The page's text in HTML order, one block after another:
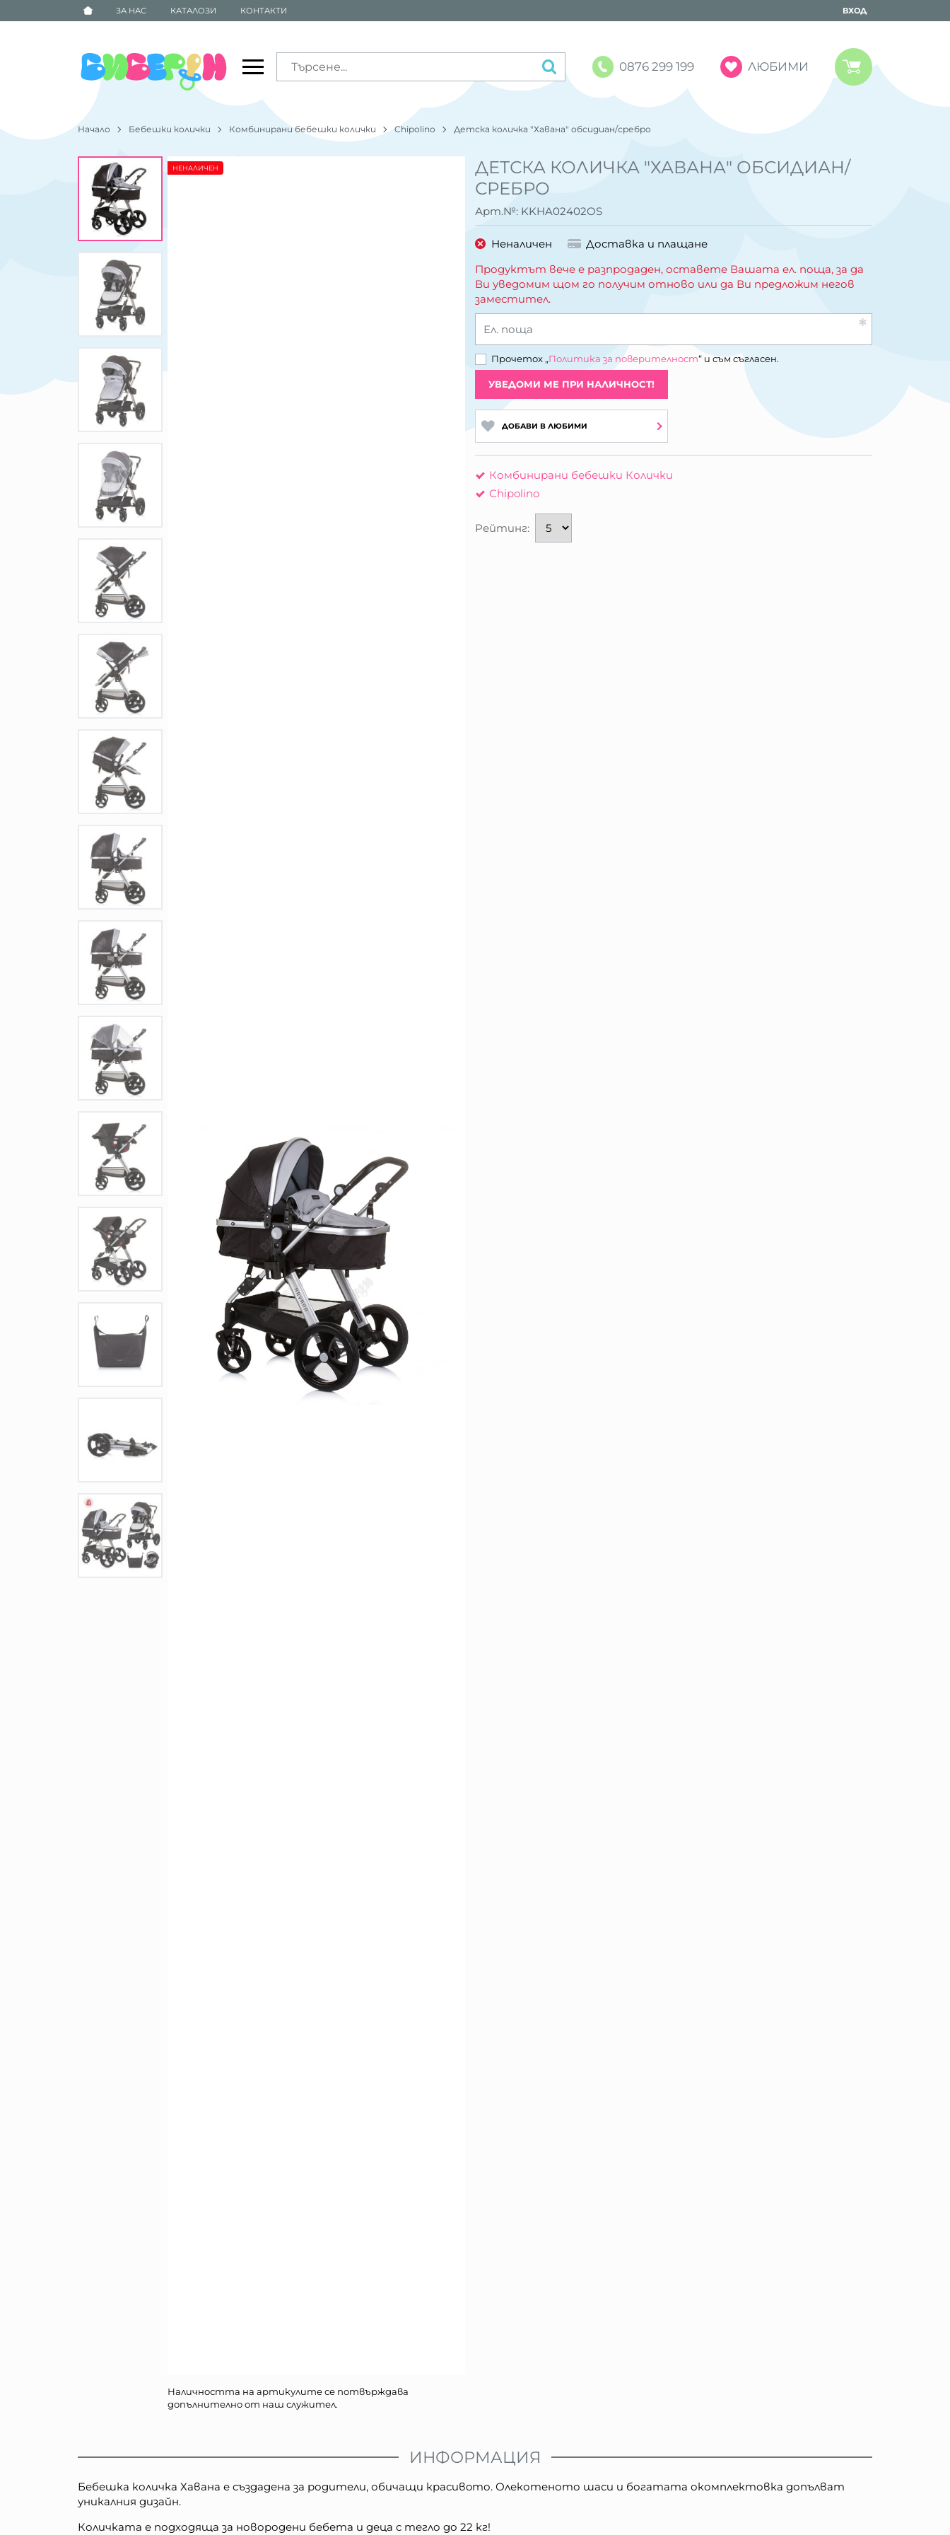
ЗА НАС КАТАЛОЗИ КОНТАКТИ ВХОД
0876 299 199 ЛЮБИМИ
Начало Бебешки колички Комбинирани бебешки колички Chipolino Детска количка "Хавана" обсидиан/сребро
ДЕТСКА КОЛИЧКА "ХАВАНА" ОБСИДИАН/
СРЕБРО
Арт.№: KKHA02402OS
Наличността на артикулите се потвърждава
допълнително от наш служител.
НЕНАЛИЧЕН
Неналичен
Доставка и плащане
Продуктът вече е разпродаден, оставете Вашата ел. поща, за да
Ви уведомим щом го получим отново или да Ви предложим негов
заместител.
Ел. поща
Прочетох „Политика за поверителност“ и съм съгласен.
УВЕДОМИ МЕ ПРИ НАЛИЧНОСТ!
ДОБАВИ В ЛЮБИМИ
Комбинирани бебешки Колички
Chipolino
Рейтинг:
ИНФОРМАЦИЯ
Бебешка количка Хавана е създадена за родители, обичащи красивoто. Олекотеното шаси и богатата окомплектовка допълват
уникалния дизайн.
Количката е подходяща за новородени бебета и деца с тегло до 22 кг!